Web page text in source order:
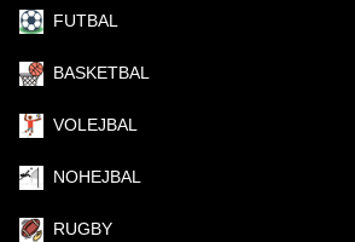
FUTBAL
BASKETBAL
VOLEJBAL
NOHEJBAL
RUGBY